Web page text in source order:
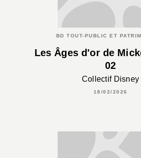
BD TOUT-PUBLIC ET
Les Âges d'or de
02
Collectif Disney
18/02/2026